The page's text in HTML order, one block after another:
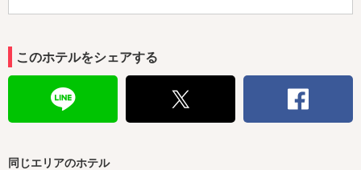
このホテルをシェアする
同じエリアのホテル